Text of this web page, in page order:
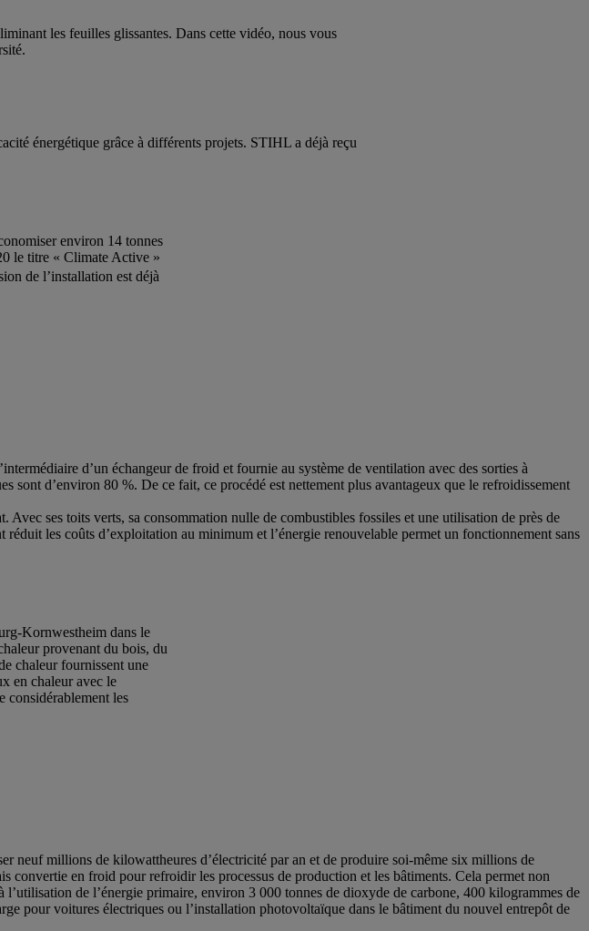
les feuilles glissantes. Dans cette vidéo, nous vous
énergétique grâce à différents projets. STIHL a déjà reçu
environ 14 tonnes
le titre « Climate Active »
de l’installation est déjà
d’un échangeur de froid et fournie au système de ventilation avec des sorties à
sont d’environ 80 %. De ce fait, ce procédé est nettement plus avantageux que le refroidissement
ses toits verts, sa consommation nulle de combustibles fossiles et une utilisation de près de
les coûts d’exploitation au minimum et l’énergie renouvelable permet un fonctionnement sans
Kornwestheim dans le
provenant du bois, du
chaleur fournissent une
en chaleur avec le
considérablement les
neuf millions de kilowattheures d’électricité par an et de produire soi-même six millions de
convertie en froid pour refroidir les processus de production et les bâtiments. Cela permet non
l’utilisation de l’énergie primaire, environ 3 000 tonnes de dioxyde de carbone, 400 kilogrammes de
pour voitures électriques ou l’installation photovoltaïque dans le bâtiment du nouvel entrepôt de